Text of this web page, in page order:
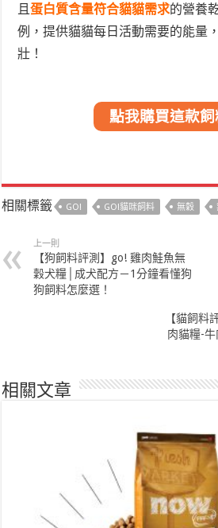
且蛋白質含量符合貓貓需求的營養
例，提供貓貓每日活動需要的能量
壯！
點我購買這款飼
相關標籤 GO! GO!貓咪飼料 無穀
上一則
【狗飼料評測】go! 雞肉鮭魚無
穀犬糧│成犬配方－1分鐘看懂狗
狗飼料怎麼選！
【貓飼料
肉貓糧-
相關文章